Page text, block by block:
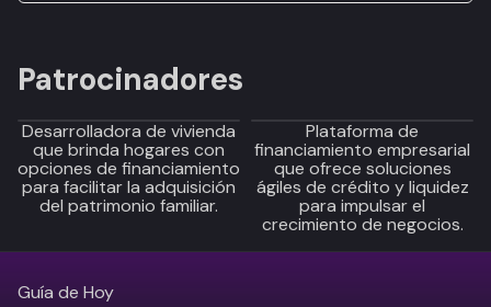
Patrocinadores
Desarrolladora de vivienda
que brinda hogares con
opciones de financiamiento
para facilitar la adquisición
del patrimonio familiar.
Plataforma de
financiamiento empresarial
que ofrece soluciones
ágiles de crédito y liquidez
para impulsar el
crecimiento de negocios.
Guía de Hoy